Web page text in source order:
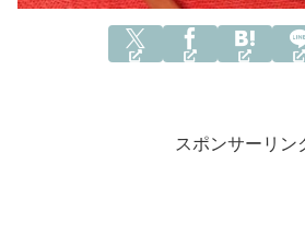
スポンサーリン